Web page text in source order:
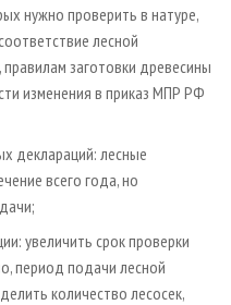
нужно проверить в натуре,
лесной
заготовки древесины
изменения в приказ МПР РФ
деклараций: лесные
всего года, но
увеличить срок проверки
период подачи лесной
количество лесосек,